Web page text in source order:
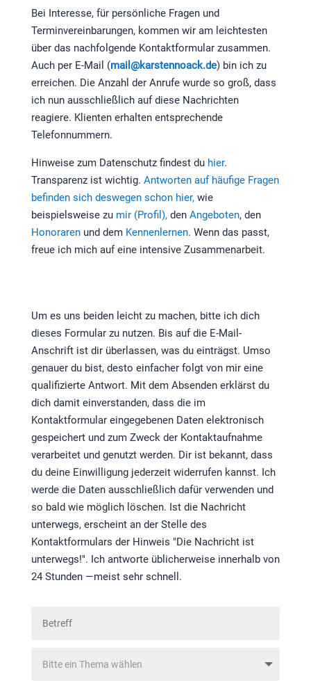
Bei Interesse, für persönliche Fragen und
Terminvereinbarungen, kommen wir am leichtesten
über das nachfolgende Kontaktformular zusammen.
Auch per E-Mail (mail@karstennoack.de) bin ich zu
erreichen. Die Anzahl der Anrufe wurde so groß, dass
ich nun ausschließlich auf diese Nachrichten
reagiere. Klienten erhalten entsprechende
Telefonnummern.
Hinweise zum Datenschutz findest du hier.
Transparenz ist wichtig. Antworten auf häufige Fragen
befinden sich deswegen schon hier,wie
beispielsweise zu mir (Profil),den Angeboten, den
Honorarenund dem Kennenlernen. Wenn das passt,
freue ich mich auf eine intensive Zusammenarbeit.
Um es uns beiden leicht zu machen, bitte ich dich
dieses Formular zu nutzen. Bis auf die E-Mail-
Anschrift ist dir überlassen, was du einträgst. Umso
genauer du bist, desto einfacher folgt von mir eine
qualifizierte Antwort. Mit dem Absenden erklärst du
dich damit einverstanden, dass die im
Kontaktformular eingegebenen Daten elektronisch
gespeichert und zum Zweck der Kontaktaufnahme
verarbeitet und genutzt werden. Dir ist bekannt, dass
du deine Einwilligung jederzeit widerrufen kannst. Ich
werde die Daten ausschließlich dafür verwenden und
so bald wie möglich löschen. Ist die Nachricht
unterwegs, erscheint an der Stelle des
Kontaktformulars der Hinweis "Die Nachricht ist
unterwegs!". Ich antworte üblicherweise innerhalb von
24 Stunden —meist sehr schnell.